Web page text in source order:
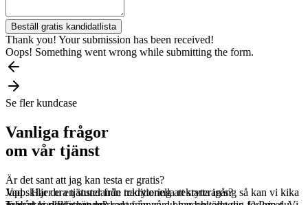
Thank you! Your submission has been received!
Oops! Something went wrong while submitting the form.
Se fler kundcase
Vanliga frågor
om vår tjänst
Är det sant att jag kan testa er gratis?
Japp. Har du en stundande rekrytering att starta igång så kan vi kika
Vad skiljer era tjänster från traditionella rekryterares?